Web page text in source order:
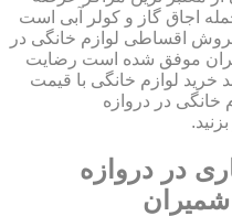
اجاق گاز و کولر آبی است
اقساطی لوازم خانگی در
موفق شده است رضایت
خرید لوازم خانگی با قیمت
خانگی در دروازه
در دروازه